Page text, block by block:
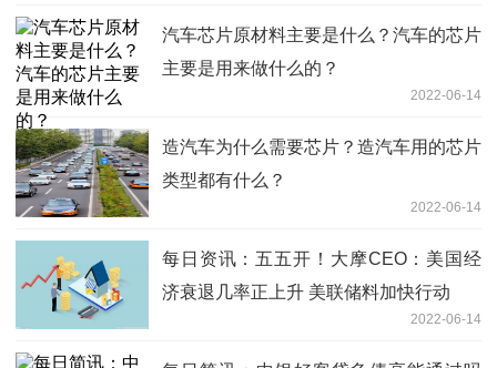
汽车芯片原材料主要是什么？汽车的芯片
主要是用来做什么的？
2022-06-14
造汽车为什么需要芯片？造汽车用的芯片
类型都有什么？
2022-06-14
每日资讯：五五开！大摩CEO：美国经
济衰退几率正上升 美联储料加快行动
2022-06-14